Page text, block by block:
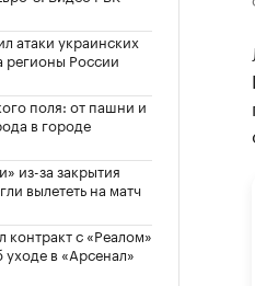
атаки украинских
регионы России
поля: от пашни и
в городе
из-за закрытия
вылететь на матч
контракт с «Реалом»
в «Арсенал»